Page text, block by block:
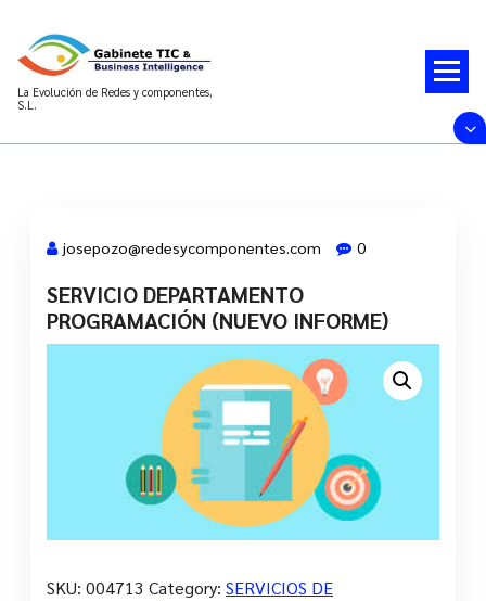
contenido
La Evolución de Redes y componentes,
S.L.
28 Mar, 2022
josepozo@redesycomponentes.com 0
SERVICIO DEPARTAMENTO
PROGRAMACIÓN (NUEVO INFORME)
SKU: 004713 Category: SERVICIOS DE